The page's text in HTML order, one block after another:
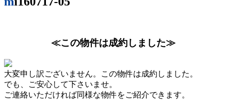
≪この物件は成約しました≫
大変申し訳ございません。この物件は成約しました。
でも、ご安心して下さいませ。
ご連絡いただければ同様な物件をご紹介できます。